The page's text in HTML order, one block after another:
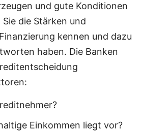
und gute Konditionen
die Stärken und
kennen und dazu
haben. Die Banken
Einkommen liegt vor?